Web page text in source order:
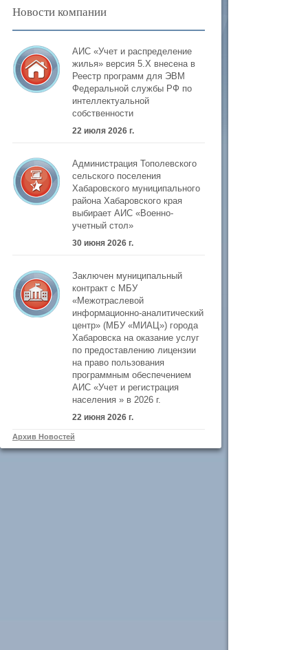
Новости компании
АИС «Учет и распределение
жилья» версия 5.Х внесена в
Реестр программ для ЭВМ
Федеральной службы РФ по
интеллектуальной
собственности
22 июля 2026 г.
Администрация Тополевского
сельского поселения
Хабаровского муниципального
района Хабаровского края
выбирает АИС «Военно-
учетный стол»
30 июня 2026 г.
Заключен муниципальный
контракт с МБУ
«Межотраслевой
информационно-аналитический
центр» (МБУ «МИАЦ») города
Хабаровска на оказание услуг
по предоставлению лицензии
на право пользования
программным обеспечением
АИС «Учет и регистрация
населения » в 2026 г.
22 июня 2026 г.
Архив Новостей